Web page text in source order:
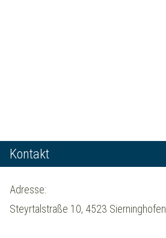
Kontakt
Adresse:
Steyrtalstraße 10, 4523 Sierninghofen